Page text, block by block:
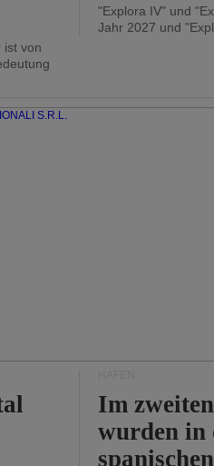
ist von
"Explora IV" und
Jahr 2027 und
Im
wurden in